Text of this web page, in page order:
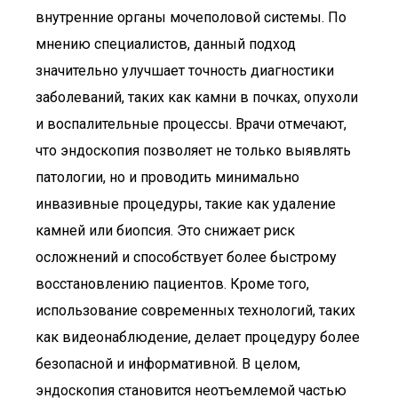
внутренние органы мочеполовой системы. По
мнению специалистов, данный подход
значительно улучшает точность диагностики
заболеваний, таких как камни в почках, опухоли
и воспалительные процессы. Врачи отмечают,
что эндоскопия позволяет не только выявлять
патологии, но и проводить минимально
инвазивные процедуры, такие как удаление
камней или биопсия. Это снижает риск
осложнений и способствует более быстрому
восстановлению пациентов. Кроме того,
использование современных технологий, таких
как видеонаблюдение, делает процедуру более
безопасной и информативной. В целом,
эндоскопия становится неотъемлемой частью